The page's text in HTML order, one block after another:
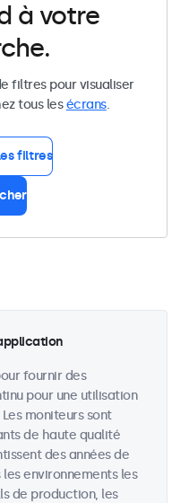
à votre
filtres pour visualiser
tous lesécrans.
filtres
fournir des
pour une utilisation
moniteurs sont
de haute qualité
des années de
environnements les
de production, les